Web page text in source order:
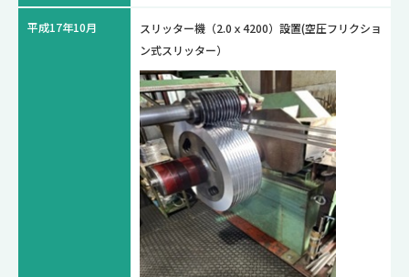
平成17年10月
スリッター機（2.0ｘ4200）設置(空圧フリクショ
ン式スリッター）